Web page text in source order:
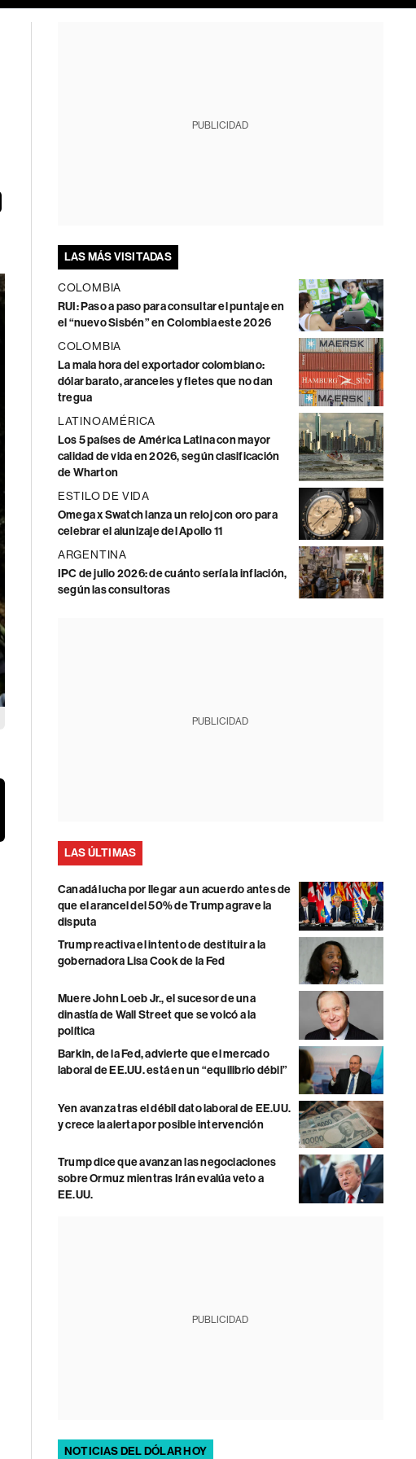
PUBLICIDAD
LAS MÁS VISITADAS
COLOMBIA
RUI: Paso a paso para consultar el puntaje en
el “nuevo Sisbén” en Colombia este 2026
COLOMBIA
La mala hora del exportador colombiano:
dólar barato, aranceles y fletes que no dan
tregua
LATINOAMÉRICA
Los 5 países de América Latina con mayor
calidad de vida en 2026, según clasificación
de Wharton
ESTILO DE VIDA
Omega x Swatch lanza un reloj con oro para
celebrar el alunizaje del Apollo 11
ARGENTINA
IPC de julio 2026: de cuánto sería la inflación,
según las consultoras
PUBLICIDAD
LAS ÚLTIMAS
Canadá lucha por llegar a un acuerdo antes de
que el arancel del 50% de Trump agrave la
disputa
Trump reactiva el intento de destituir a la
gobernadora Lisa Cook de la Fed
Muere John Loeb Jr., el sucesor de una
dinastía de Wall Street que se volcó a la
política
Barkin, de la Fed, advierte que el mercado
laboral de EE.UU. está en un “equilibrio débil”
Yen avanza tras el débil dato laboral de EE.UU.
y crece la alerta por posible intervención
Trump dice que avanzan las negociaciones
sobre Ormuz mientras Irán evalúa veto a
EE.UU.
PUBLICIDAD
NOTICIAS DEL DÓLAR HOY